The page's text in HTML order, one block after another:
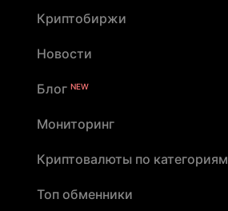
Криптобиржи
Новости
Блог NEW
Мониторинг
Криптовалюты по категориям
Топ обменники